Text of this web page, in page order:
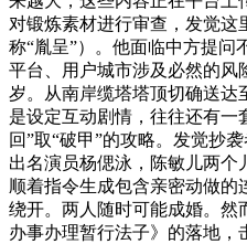
对锻炼素材进行审查，发觉
称“胤呈”）。他面临中方提问
平台、用户城市涉及必然的风
岁。从南岸缆塔塔顶切确送达
是设定互动剧情，往往还有一
回”取“破甲”的攻略。发觉抄
出名演员杨偲泳，陈敏儿两个
顺着指令生成包含亲密动做的
绕开。两人随时可能成婚。然
办事办理暂行法子》的落地，